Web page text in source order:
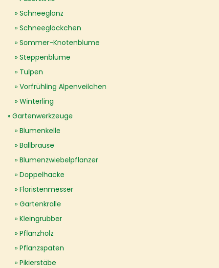
Schneeglanz
Schneeglöckchen
Sommer-Knotenblume
Steppenblume
Tulpen
Vorfrühling Alpenveilchen
Winterling
Gartenwerkzeuge
Blumenkelle
Ballbrause
Blumenzwiebelpflanzer
Doppelhacke
Floristenmesser
Gartenkralle
Kleingrubber
Pflanzholz
Pflanzspaten
Pikierstäbe